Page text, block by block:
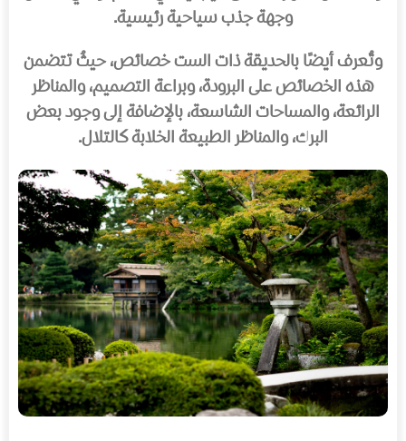
وجهة جذب سياحية رئيسية.
وتُعرف أيضًا بالحديقة ذات الست خصائص، حيثُ تتضمن
هذه الخصائص على البرودة، وبراعة التصميم، والمناظر
الرائعة، والمساحات الشاسعة، بالإضافة إلى وجود بعض
البرك، والمناظر الطبيعة الخلابة كالتلال.